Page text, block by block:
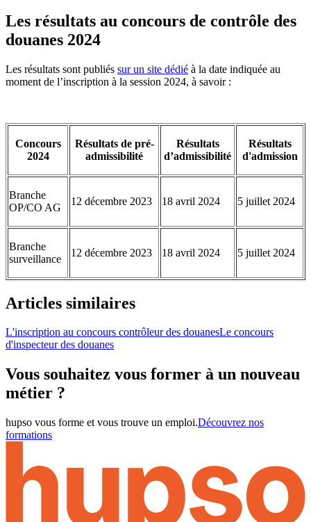
Les résultats au concours de contrôle des
douanes 2024
Les résultats sont publiés sur un site dédié à la date indiquée au
moment de l’inscription à la session 2024, à savoir :
Concours
2024
Résultats de pré-
admissibilité
Résultats
d’admissibilité
Résultats
d'admission
Branche
OP/CO AG
12 décembre 2023 18 avril 2024 5 juillet 2024
Branche
surveillance
12 décembre 2023 18 avril 2024 5 juillet 2024
Articles similaires
L'inscription au concours contrôleur des douanesLe concours
d'inspecteur des douanes
Vous souhaitez vous former à un nouveau
métier ?
hupso vous forme et vous trouve un emploi.Découvrez nos
formations